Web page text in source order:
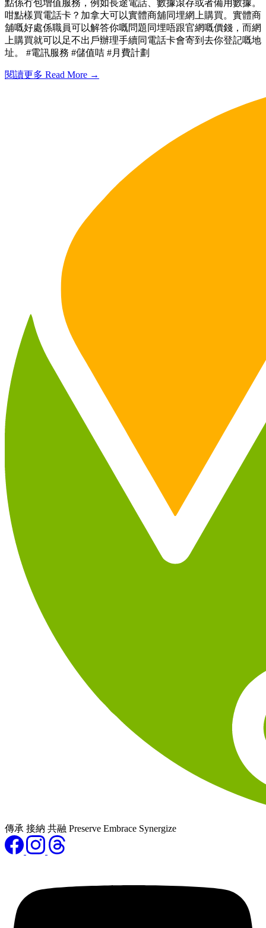
點係冇包增值服務，例如長途電話、數據滾存或者備用數據。
咁點樣買電話卡？加拿大可以實體商舖同埋網上購買。實體商
舖嘅好處係職員可以解答你嘅問題同埋唔跟官網嘅價錢，而網
上購買就可以足不出戶辦理手續同電話卡會寄到去你登記嘅地
址。 #電訊服務 #儲值咭 #月費計劃
閱讀更多 Read More →
傳承 接納 共融 Preserve Embrace Synergize